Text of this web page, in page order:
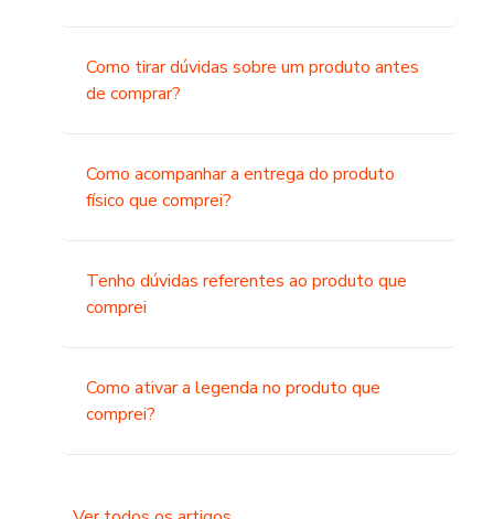
Como tirar dúvidas sobre um produto antes
de comprar?
Como acompanhar a entrega do produto
físico que comprei?
Tenho dúvidas referentes ao produto que
comprei
Como ativar a legenda no produto que
comprei?